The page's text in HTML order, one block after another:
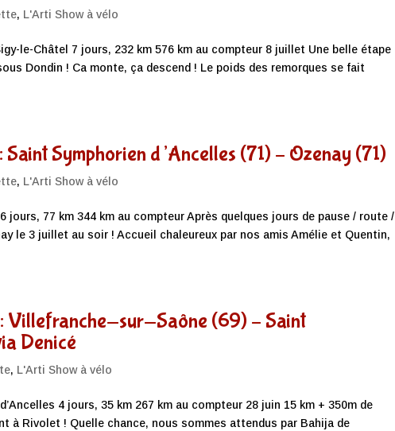
, L'Arti Show à vélo
le-Châtel 7 jours, 232 km 576 km au compteur 8 juillet Une belle étape
Dondin ! Ca monte, ça descend ! Le poids des remorques se fait
Symphorien d’Ancelles (71) – Ozenay (71)
, L'Arti Show à vélo
jours, 77 km 344 km au compteur Après quelques jours de pause / route /
le 3 juillet au soir ! Accueil chaleureux par nos amis Amélie et Quentin,
Villefranche-sur-Saône (69) – Saint
Denicé
, L'Arti Show à vélo
4 jours, 35 km 267 km au compteur 28 juin 15 km + 350m de
à Rivolet ! Quelle chance, nous sommes attendus par Bahija de